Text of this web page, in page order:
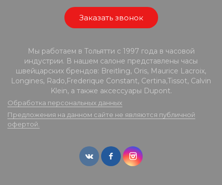
Заказать звонок
Мы работаем в Тольятти с 1997 года в часовой
индустрии. В нашем салоне представлены часы
швейцарских брендов: Breitling, Oris, Maurice Lacroix,
Longines, Rado,Frederique Constant, Certina,Tissot, Calvin
Klein, а также аксессуары Dupont.
Обработка персональных данных
Предложения на данном сайте не являются публичной
офертой.